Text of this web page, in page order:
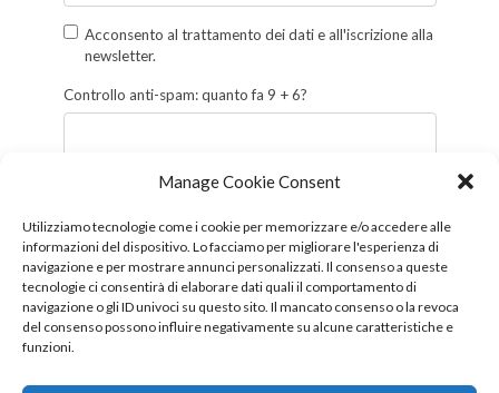
Manage Cookie Consent
Utilizziamo tecnologie come i cookie per memorizzare e/o accedere alle
informazioni del dispositivo. Lo facciamo per migliorare l'esperienza di
navigazione e per mostrare annunci personalizzati. Il consenso a queste
tecnologie ci consentirà di elaborare dati quali il comportamento di
navigazione o gli ID univoci su questo sito. Il mancato consenso o la revoca
del consenso possono influire negativamente su alcune caratteristiche e
funzioni.
Acconsento al trattamento dei dati e all'iscrizione alla
newsletter.
Controllo anti-spam: quanto fa 9 + 6?
Follow us!